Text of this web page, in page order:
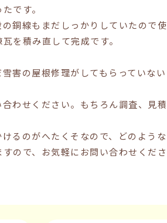
です。
銅線もまだしっかりしていたので使
を積み直して完成です。
害の屋根修理がしてもらっていない
わせください。もちろん調査、見積
るのがへたくそなので、どのような
ので、お気軽にお問い合わせくださ